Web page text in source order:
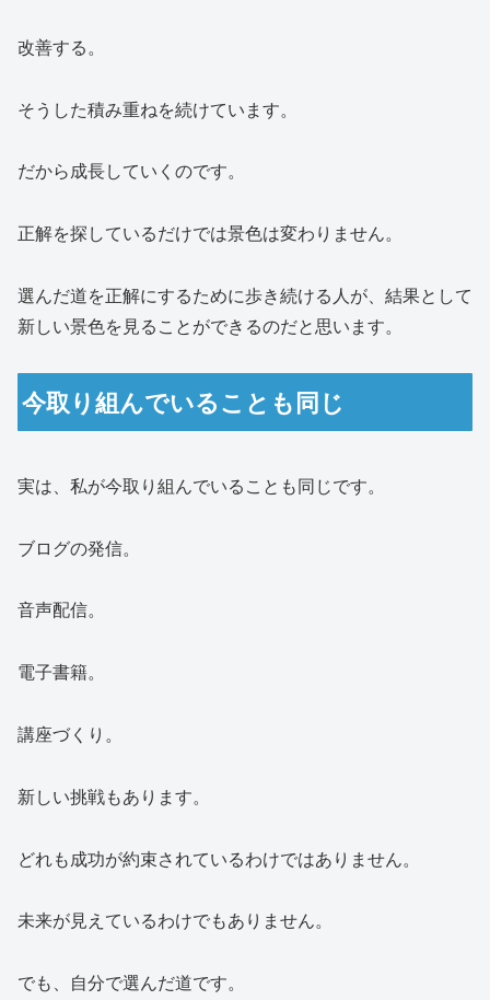
改善する。
そうした積み重ねを続けています。
だから成長していくのです。
正解を探しているだけでは景色は変わりません。
選んだ道を正解にするために歩き続ける人が、結果として
新しい景色を見ることができるのだと思います。
今取り組んでいることも同じ
実は、私が今取り組んでいることも同じです。
ブログの発信。
音声配信。
電子書籍。
講座づくり。
新しい挑戦もあります。
どれも成功が約束されているわけではありません。
未来が見えているわけでもありません。
でも、自分で選んだ道です。